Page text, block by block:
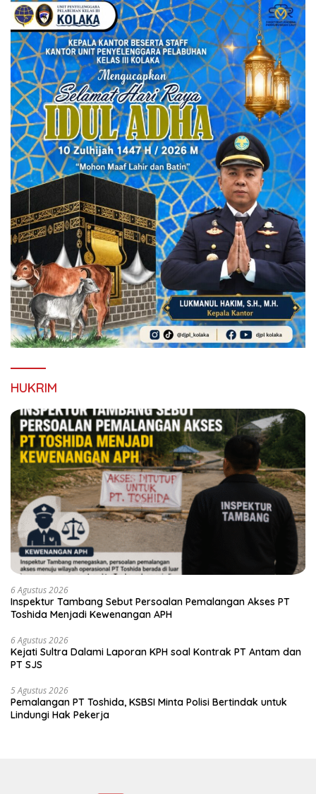
HUKRIM
6 Agustus 2026
Inspektur Tambang Sebut Persoalan Pemalangan Akses PT
Toshida Menjadi Kewenangan APH
6 Agustus 2026
Kejati Sultra Dalami Laporan KPH soal Kontrak PT Antam dan
PT SJS
5 Agustus 2026
Pemalangan PT Toshida, KSBSI Minta Polisi Bertindak untuk
Lindungi Hak Pekerja